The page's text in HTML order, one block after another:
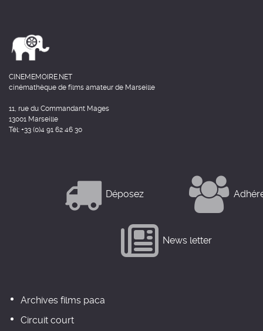
CINEMEMOIRE.NET
cinémathèque de films amateur de Marseille
11, rue du Commandant Mages
13001 Marseille
Tél: +33 (0)4 91 62 46 30
Déposez
News letter
Archives films paca
Circuit court